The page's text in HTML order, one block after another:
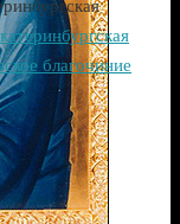
благочиние